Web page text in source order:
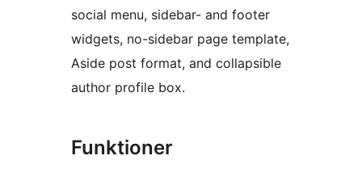
social menu, sidebar- and footer
widgets, no-sidebar page template,
Aside post format, and collapsible
author profile box.
Funktioner